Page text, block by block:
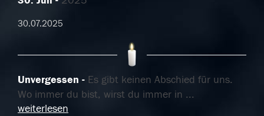
30.07.2025
Unvergessen
Es gibt keinen Abschied für uns.
Wo immer du bist, wirst du immer in ...
weiterlesen